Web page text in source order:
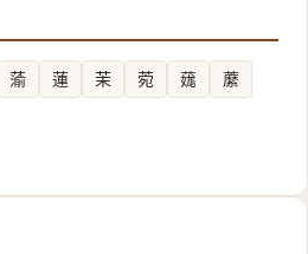
蕍 蓮 茉 菀 䓼
䕷